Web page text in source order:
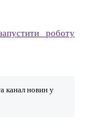
роботу
канал новин у